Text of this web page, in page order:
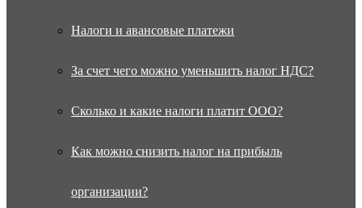
Налоги и авансовые платежи
За счет чего можно уменьшить налог НДС?
Сколько и какие налоги платит ООО?
Как можно снизить налог на прибыль
организации?